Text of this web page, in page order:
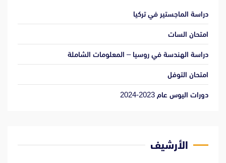
دراسة الماجستير في تركيا
امتحان السات
دراسة الهندسة في روسيا – المعلومات الشاملة
امتحان التوفل
دورات اليوس عام 2023-2024
الأرشيف